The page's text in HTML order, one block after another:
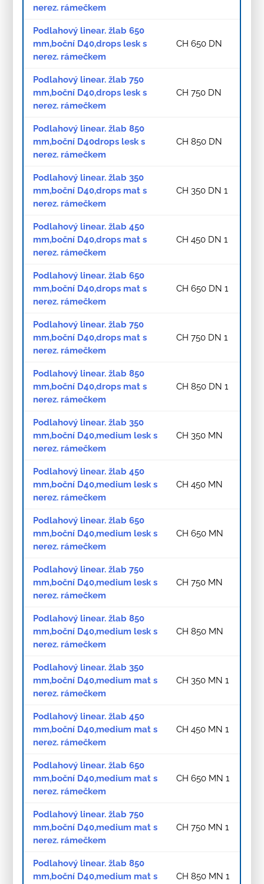
nerez. rámečkem
Podlahový linear. žlab 650
mm,boční D40,drops lesk s
nerez. rámečkem
CH 650 DN
Podlahový linear. žlab 750
mm,boční D40,drops lesk s
nerez. rámečkem
CH 750 DN
Podlahový linear. žlab 850
mm,boční D40drops lesk s
nerez. rámečkem
CH 850 DN
Podlahový linear. žlab 350
mm,boční D40,drops mat s
nerez. rámečkem
CH 350 DN 1
Podlahový linear. žlab 450
mm,boční D40,drops mat s
nerez. rámečkem
CH 450 DN 1
Podlahový linear. žlab 650
mm,boční D40,drops mat s
nerez. rámečkem
CH 650 DN 1
Podlahový linear. žlab 750
mm,boční D40,drops mat s
nerez. rámečkem
CH 750 DN 1
Podlahový linear. žlab 850
mm,boční D40,drops mat s
nerez. rámečkem
CH 850 DN 1
Podlahový linear. žlab 350
mm,boční D40,medium lesk s
nerez. rámečkem
CH 350 MN
Podlahový linear. žlab 450
mm,boční D40,medium lesk s
nerez. rámečkem
CH 450 MN
Podlahový linear. žlab 650
mm,boční D40,medium lesk s
nerez. rámečkem
CH 650 MN
Podlahový linear. žlab 750
mm,boční D40,medium lesk s
nerez. rámečkem
CH 750 MN
Podlahový linear. žlab 850
mm,boční D40,medium lesk s
nerez. rámečkem
CH 850 MN
Podlahový linear. žlab 350
mm,boční D40,medium mat s
nerez. rámečkem
CH 350 MN 1
Podlahový linear. žlab 450
mm,boční D40,medium mat s
nerez. rámečkem
CH 450 MN 1
Podlahový linear. žlab 650
mm,boční D40,medium mat s
nerez. rámečkem
CH 650 MN 1
Podlahový linear. žlab 750
mm,boční D40,medium mat s
nerez. rámečkem
CH 750 MN 1
Podlahový linear. žlab 850
mm,boční D40,medium mat s
CH 850 MN 1